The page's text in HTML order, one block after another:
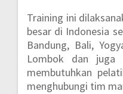
Training ini
besar di Indonesia
Bandung, Bali,
Lombok dan juga
membutuhkan
menghubungi tim